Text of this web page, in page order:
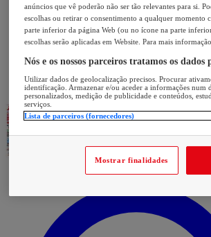
anúncios que vê poderão não ser tão relevantes para si.
escolhas ou retirar o consentimento a qualquer momento
parte inferior da página Web (ou no ícone na parte
escolhas serão aplicadas em Website. Para mais
Nós e os nossos parceiros tratamos os
Utilizar dados de geolocalização precisos. Procurar
identificação. Armazenar e/ou aceder a informações num
personalizados, medição de publicidade e conteúdos,
serviços.
Lista de parceiros (fornecedores)
Mostrar finalidades